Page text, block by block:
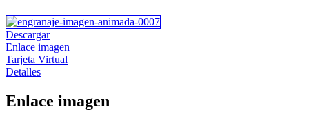
Descargar
Enlace imagen
Tarjeta Virtual
Detalles
Enlace imagen